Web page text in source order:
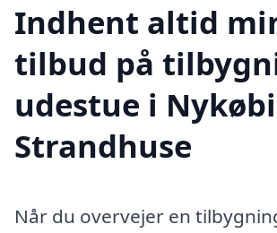
Indhent altid
tilbud på
udestue i
Strandhuse
Når du overvejer en